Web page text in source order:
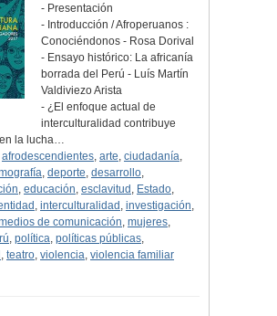
- Presentación
- Introducción / Afroperuanos :
Conociéndonos - Rosa Dorival
- Ensayo histórico: La africanía
borrada del Perú - Luís Martín
Valdiviezo Arista
- ¿El enfoque actual de
interculturalidad contribuye
la lucha…
afrodescendientes, arte, ciudadanía,
, deporte, desarrollo,
, educación, esclavitud , Estado,
, interculturalidad , investigación,
de comunicación, mujeres,
, política, políticas públicas,
, teatro, violencia, violencia familiar